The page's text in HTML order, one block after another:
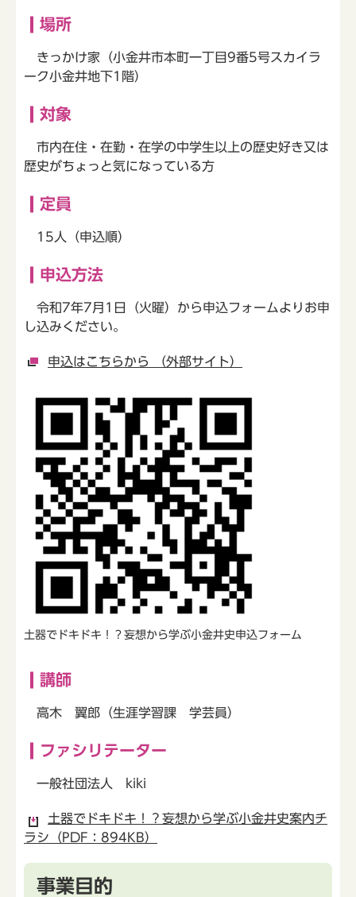
場所
きっかけ家（小金井市本町一丁目9番5号スカイラ
ーク小金井地下1階）
対象
市内在住・在勤・在学の中学生以上の歴史好き又は
歴史がちょっと気になっている方
定員
15人（申込順）
申込方法
令和7年7月1日（火曜）から申込フォームよりお申
し込みください。
申込はこちらから （外部サイト）
土器でドキドキ！？妄想から学ぶ小金井史申込フォーム
講師
高木 翼郎（生涯学習課 学芸員）
ファシリテーター
一般社団法人 kiki
土器でドキドキ！？妄想から学ぶ小金井史案内チ
ラシ（PDF：894KB）
事業目的